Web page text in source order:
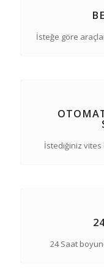
İsteğe göre
İstediğiniz
24 Saat